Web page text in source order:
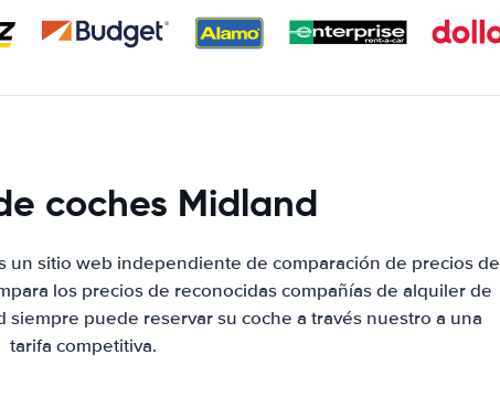
coches Midland
un sitio web independiente de comparación de precios de
los precios de reconocidas compañías de alquiler de
puede reservar su coche a través nuestro a una
tarifa competitiva.